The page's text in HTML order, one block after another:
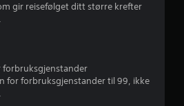
e
gir reisefølget ditt større krefter
for forbruksgjenstander til 99, ikke